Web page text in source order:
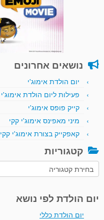
נושאים אחרונים
יום הולדת אימוג'י
פעילות ליום הולדת אימוג'י
קייק פופס אימוג'י
מיני מאפינס אימוג'י קקי
קאפקייק בצורת אימוג'י קקי
קטגוריות
קטגוריות
יום הולדת לפי נושא
יום הולדת כללי